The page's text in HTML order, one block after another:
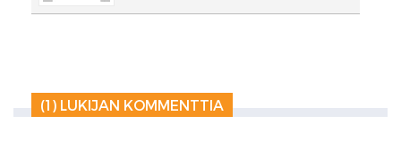
(1) LUKIJAN KOMMENTTIA